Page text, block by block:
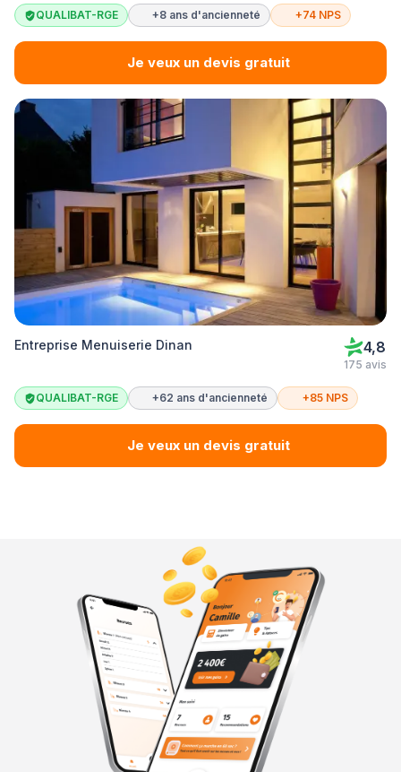
QUALIBAT-RGE +8 ans d'ancienneté +74 NPS
Je veux un devis gratuit
Entreprise Menuiserie Dinan 4,8
175 avis
QUALIBAT-RGE +62 ans d'ancienneté +85 NPS
Je veux un devis gratuit